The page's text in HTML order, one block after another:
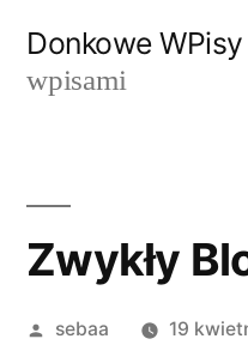
Donkowe WPisy
wpisami
Zwykły
Posted
sebaa 19